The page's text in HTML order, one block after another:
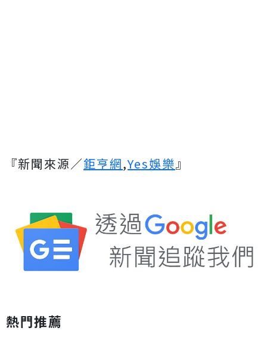
『新聞來源／鉅亨網,Yes娛樂』
熱門推薦